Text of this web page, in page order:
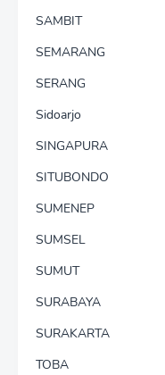
SAMBIT
SEMARANG
SERANG
Sidoarjo
SINGAPURA
SITUBONDO
SUMENEP
SUMSEL
SUMUT
SURABAYA
SURAKARTA
TOBA